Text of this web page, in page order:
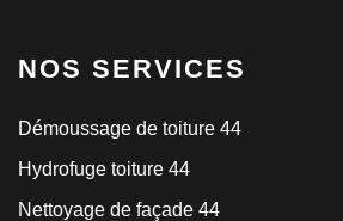
NOS SERVICES
Démoussage de toiture 44
Hydrofuge toiture 44
Nettoyage de façade 44